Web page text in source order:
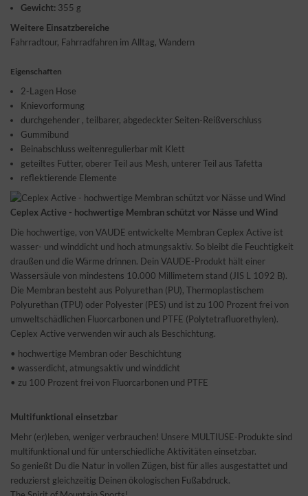
Gewicht: 355 g
Weitere Einsatzbereiche
Fahrradtour, Fahrradfahren im Alltag, Wandern
Eigenschaften
2-Lagen Hose
Knievorformung
durchgehender , teilbarer, abgedeckter Seiten-Reißverschluss
Gummibund
Beinabschluss weitenregulierbar mit Klett
geteiltes Futter, oberer Teil aus Mesh, unterer Teil aus Tafetta
reflektierende Elemente
Ceplex Active - hochwertige Membran schützt vor Nässe und Wind
Die hochwertige, von VAUDE entwickelte Membran Ceplex Active ist
wasser- und winddicht und hoch atmungsaktiv. So bleibt die Feuchtigkeit
draußen und die Wärme drinnen. Dein VAUDE-Produkt hält einer
Wassersäule von mindestens 10.000 Millimetern stand (JIS L 1092 B).
Die Membran besteht aus Polyurethan (PU), Thermoplastischem
Polyurethan (TPU) oder Polyester (PES) und ist zu 100 Prozent frei von
umweltschädlichen Fluorcarbonen und PTFE (Polytetrafluorethylen).
Ceplex Active verwenden wir auch als Beschichtung.
• hochwertige Membran oder Beschichtung
• wasserdicht, atmungsaktiv und winddicht
• zu 100 Prozent frei von Fluorcarbonen und PTFE
Multifunktional einsetzbar
Mehr (er)leben, weniger verbrauchen! Unsere MULTIUSE-Produkte sind
multifunktional und für unterschiedliche Aktivitäten einsetzbar.
So genießt Du die Natur in vollen Zügen, bist für alles ausgestattet und
reduzierst gleichzeitig Deinen ökologischen Fußabdruck.